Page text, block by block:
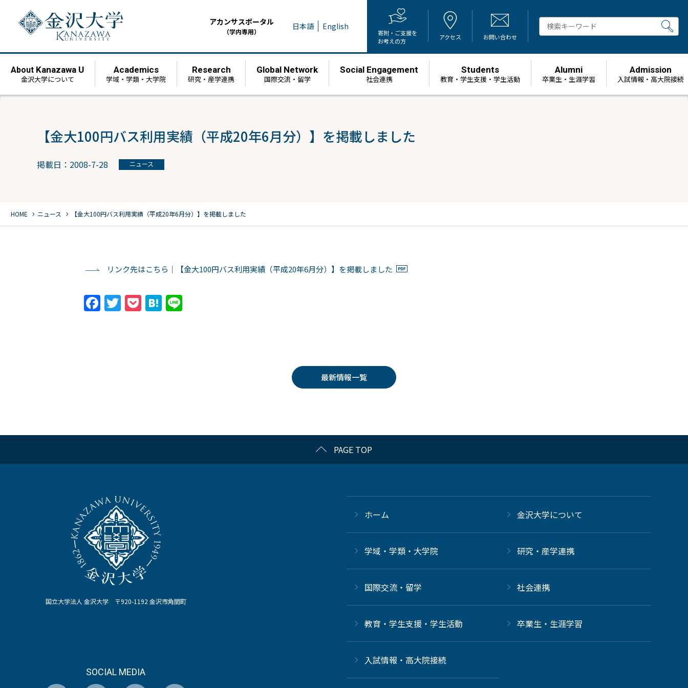
アカンサスポータル
（学内専用） 日本語 English
寄附・ご支援を
お考えの方
アクセス お問い合わせ
About Kanazawa U
金沢大学について
Academics
学域・学類・大学院
Research
研究・産学連携
Global Network
国際交流・留学
Social Engagement
社会連携
Students
教育・学生支援・学生活動
Alumni
卒業生・生涯学習
Admission
⼊試情報・高大院接続
【金大100円バス利用実績（平成20年6月分）】を掲載しました
掲載日：2008-7-28 ニュース
HOME chevron_right ニュース chevron_right 【金大100円バス利用実績（平成20年6月分）】を掲載しました
リンク先はこちら｜【金大100円バス利用実績（平成20年6月分）】を掲載しました
Facebook
Twitter
PocketHatena
最新情報一覧
PAGE TOP
国立大学法人 金沢大学 〒920-1192 金沢市角間町
SOCIAL MEDIA
ホーム 金沢大学について
学域・学類・大学院 研究・産学連携
国際交流・留学 社会連携
教育・学生支援・学生活動 卒業生・生涯学習
⼊試情報・高大院接続